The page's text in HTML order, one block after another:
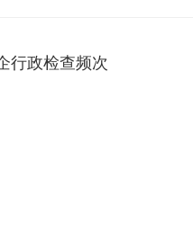
行政检查频次